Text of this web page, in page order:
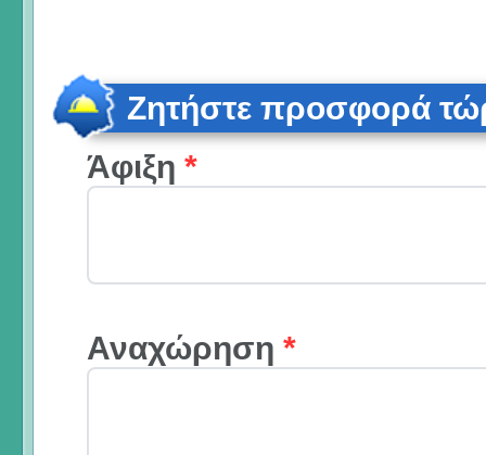
Ζητήστε προσφορά
Άφιξη *
Αναχώρηση *